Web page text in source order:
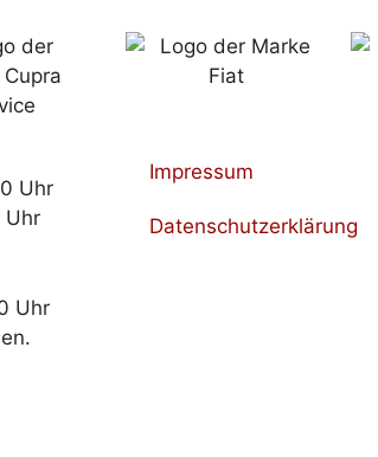
Uhr
Uhr
Uhr
Impressum
Datenschutzerklärung